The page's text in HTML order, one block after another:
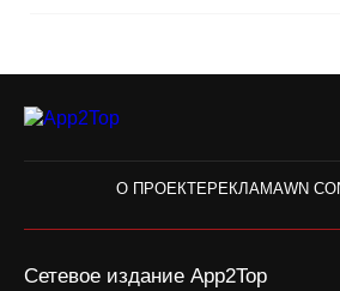
О ПРОЕКТЕРЕКЛАМАWN
Сетевое издание App2Top